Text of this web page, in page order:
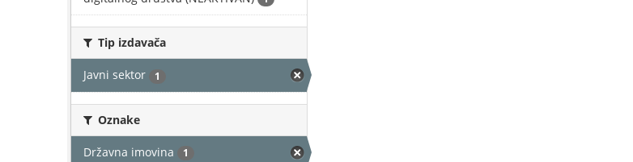
Tip izdavača
Javni sektor 1
Oznake
Državna imovina 1